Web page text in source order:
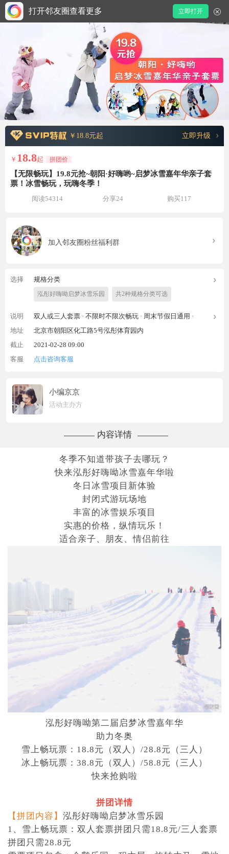
打开邻友圈查看更多 立即打开
￥18.8元起 立即升级
￥ 18.8起 拼团价
【无限畅玩】19.8元抢~朝阳·好嗨哟~启梦冰雪嘉年华亲子套
票！冰雪畅玩，玩嗨冬季！
阅读54314 分享24 购买117
加入邻友圈粉丝福利群
选择 规格分类
泓彤好嗨呦启梦冰雪乐园 共2种规格分类可选
说明 双人或三人套票 · 不限时不限次畅玩 · 周末节假日通用 ·
地址
北京市朝阳区化工路5号泓彤体育园内
截止
2021-02-28 09:00
客服
点击咨询客服
小编京京
活动主办方
内容详情
冬季不知道带孩子去哪玩？
快来泓彤好嗨呦冰雪嘉年华啦
冬日冰雪项目新体验
封闭式游玩场地
丰富的冰雪娱乐项目
实惠的价格，纵情玩乐！
适合亲子、朋友、情侣前往
泓彤好嗨呦第二届启梦冰雪嘉年华
助力冬奥
雪上畅玩票：18.8元（双人）/28.8元（三人）
冰上畅玩票：38.8元（双人）/58.8元（三人）
快来抢购啦
拼团详情
【拼团内容】 泓彤好嗨呦启梦冰雪乐园
1、雪上畅玩票：双人套票拼团只需18.8元/三人套票
拼团只需28.8元